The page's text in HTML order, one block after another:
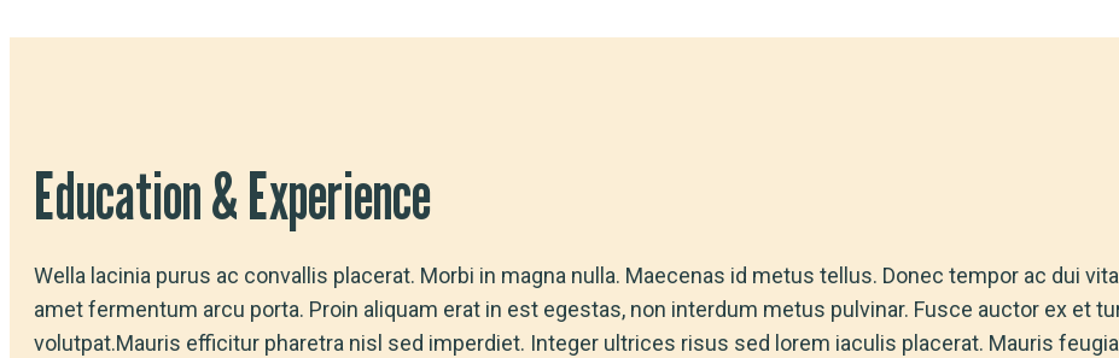
Education & Experience
Wella lacinia purus ac convallis placerat. Morbi in magna nulla. Maecenas id metus tellus. Donec tempor ac dui
amet fermentum arcu porta. Proin aliquam erat in est egestas, non interdum metus pulvinar. Fusce auctor ex et
volutpat.Mauris efficitur pharetra nisl sed imperdiet. Integer ultrices risus sed lorem iaculis placerat. Mauris